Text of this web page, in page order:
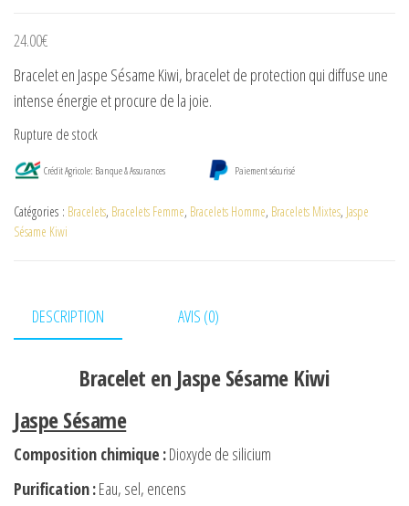
24.00€
Bracelet en Jaspe Sésame Kiwi, bracelet de protection qui diffuse une
intense énergie et procure de la joie.
Rupture de stock
Crédit Agricole: Banque & Assurances Paiement sécurisé
Catégories : Bracelets, Bracelets Femme, Bracelets Homme, Bracelets Mixtes, Jaspe
Sésame Kiwi
DESCRIPTION AVIS (0)
Bracelet en Jaspe Sésame Kiwi
Jaspe Sésame
Composition chimique :Dioxyde de silicium
Purification:Eau, sel, encens